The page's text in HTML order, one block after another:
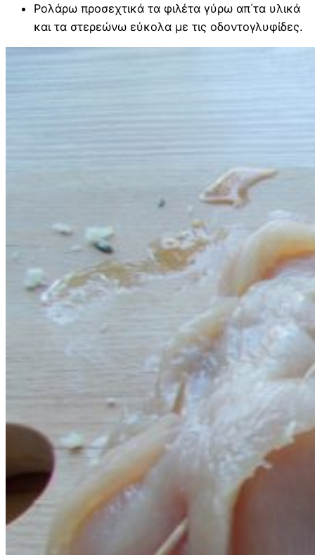
Ρολάρω προσεχτικά τα φιλέτα γύρω απ΄τα υλικά
και τα στερεώνω εύκολα με τις οδοντογλυφίδες.